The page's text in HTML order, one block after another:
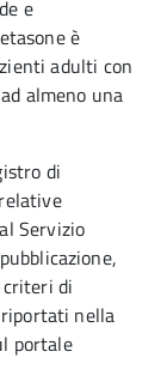
e
è
adulti con
almeno una
di
Servizio
di
nella
portale